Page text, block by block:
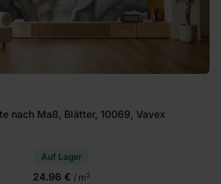
nach Maß, Blätter, 10069, Vavex
Auf Lager
24.96 € / m2